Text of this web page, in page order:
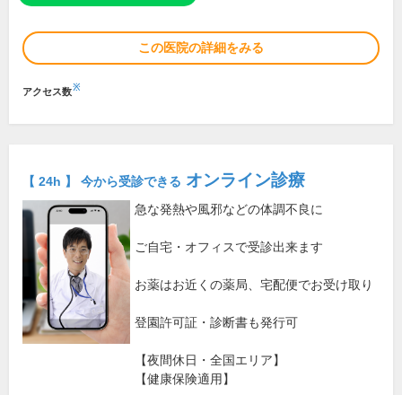
この医院の詳細をみる
アクセス数※
【 24h 】 今から受診できる オンライン診療
急な発熱や風邪などの体調不良に
ご自宅・オフィスで受診出来ます
お薬はお近くの薬局、宅配便でお受け取り
登園許可証・診断書も発行可
【夜間休日・全国エリア】
【健康保険適用】